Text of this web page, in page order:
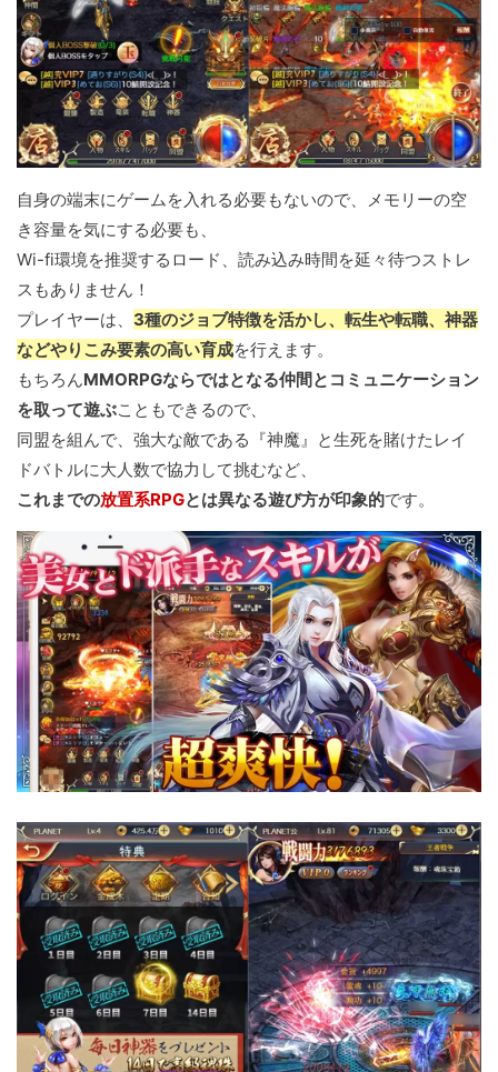
自身の端末にゲームを入れる必要もないので、メモリーの空
き容量を気にする必要も、
Wi-fi環境を推奨するロード、読み込み時間を延々待つストレ
スもありません！
プレイヤーは、 3種のジョブ特徴を活かし、転生や転職、神器
などやりこみ要素の高い育成を行えます。
もちろんMMORPGならではとなる仲間とコミュニケーション
を取って遊ぶこともできるので、
同盟を組んで、強大な敵である『神魔』と生死を賭けたレイ
ドバトルに大人数で協力して挑むなど、
これまでの放置系RPGとは異なる遊び方が印象的です。